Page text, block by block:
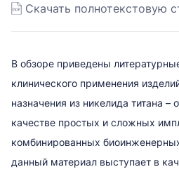
Скачать полнотекстовую
В обзоре приведены
клинического применения
назначения из никелида титана –
качестве простых и сложных
комбинированных
данный материал выступает в